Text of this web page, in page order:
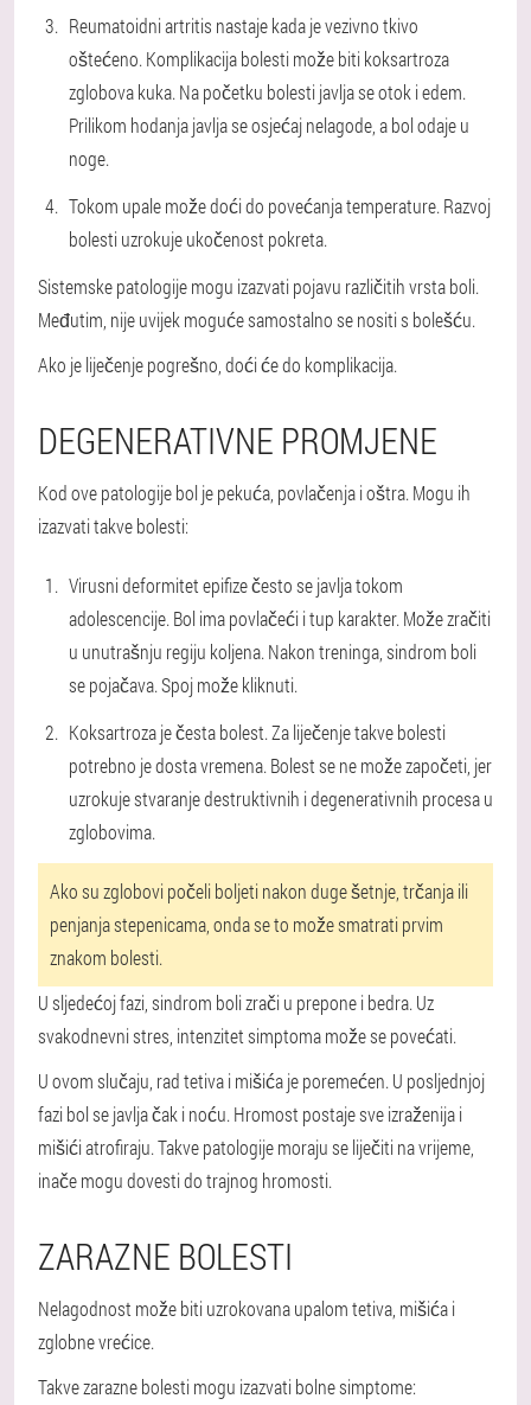
Reumatoidni artritis nastaje kada je vezivno tkivo
oštećeno. Komplikacija bolesti može biti koksartroza
zglobova kuka. Na početku bolesti javlja se otok i edem.
Prilikom hodanja javlja se osjećaj nelagode, a bol odaje u
noge.
Tokom upale može doći do povećanja temperature. Razvoj
bolesti uzrokuje ukočenost pokreta.
Sistemske patologije mogu izazvati pojavu različitih vrsta boli.
Međutim, nije uvijek moguće samostalno se nositi s bolešću.
Ako je liječenje pogrešno, doći će do komplikacija.
DEGENERATIVNE PROMJENE
Kod ove patologije bol je pekuća, povlačenja i oštra. Mogu ih
izazvati takve bolesti:
Virusni deformitet epifize često se javlja tokom
adolescencije. Bol ima povlačeći i tup karakter. Može zračiti
u unutrašnju regiju koljena. Nakon treninga, sindrom boli
se pojačava. Spoj može kliknuti.
Koksartroza je česta bolest. Za liječenje takve bolesti
potrebno je dosta vremena. Bolest se ne može započeti, jer
uzrokuje stvaranje destruktivnih i degenerativnih procesa u
zglobovima.
Ako su zglobovi počeli boljeti nakon duge šetnje, trčanja ili
penjanja stepenicama, onda se to može smatrati prvim
znakom bolesti.
U sljedećoj fazi, sindrom boli zrači u prepone i bedra. Uz
svakodnevni stres, intenzitet simptoma može se povećati.
U ovom slučaju, rad tetiva i mišića je poremećen. U posljednjoj
fazi bol se javlja čak i noću. Hromost postaje sve izraženija i
mišići atrofiraju. Takve patologije moraju se liječiti na vrijeme,
inače mogu dovesti do trajnog hromosti.
ZARAZNE BOLESTI
Nelagodnost može biti uzrokovana upalom tetiva, mišića i
zglobne vrećice.
Takve zarazne bolesti mogu izazvati bolne simptome: